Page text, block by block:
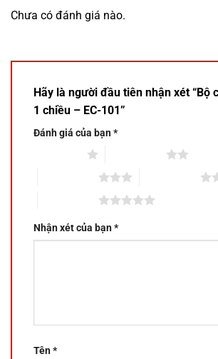
Chưa có đánh giá nào.
Hãy là người đầu tiên nhận xét “Bộ
1 chiều – EC-101”
Đánh giá của bạn*
Nhận xét của bạn*
Tên*